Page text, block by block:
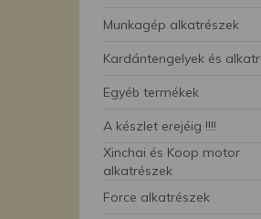
Munkagép alkatrészek
Kardántengelyek és
Egyéb termékek
A készlet erejéig !!!!
Xinchai és Koop motor
alkatrészek
Force alkatrészek